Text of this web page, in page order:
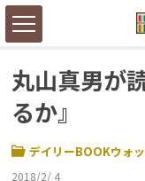
丸山真男が
るか』
デイリーBOOKウォ
2018/2/ 4